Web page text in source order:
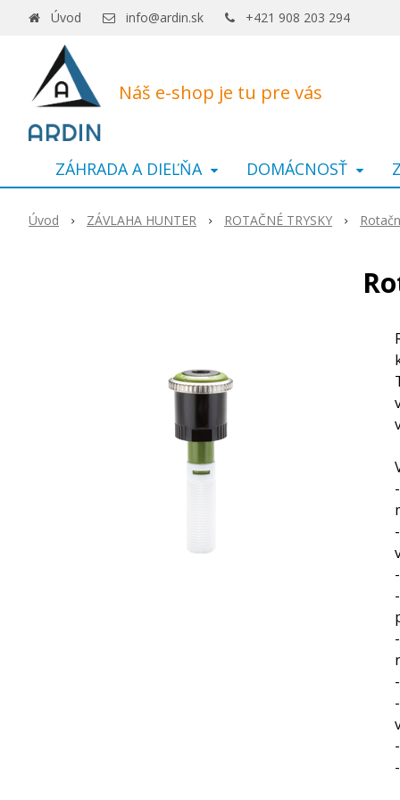
Náš e-shop je tu pre vás
Úvod info@ardin.sk +421 908 203 294
ZÁHRADA A DIEĽŇA DOMÁCNOSŤ
Úvod ZÁVLAHA HUNTER ROTAČNÉ TRYSKY